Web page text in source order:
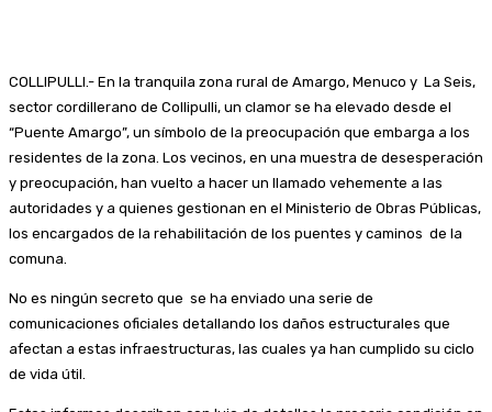
COLLIPULLI.- En la tranquila zona rural de Amargo, Menuco y La Seis,
sector cordillerano de Collipulli, un clamor se ha elevado desde el
“Puente Amargo”, un símbolo de la preocupación que embarga a los
residentes de la zona. Los vecinos, en una muestra de desesperación
y preocupación, han vuelto a hacer un llamado vehemente a las
autoridades y a quienes gestionan en el Ministerio de Obras Públicas,
los encargados de la rehabilitación de los puentes y caminos de la
comuna.
No es ningún secreto que se ha enviado una serie de
comunicaciones oficiales detallando los daños estructurales que
afectan a estas infraestructuras, las cuales ya han cumplido su ciclo
de vida útil.